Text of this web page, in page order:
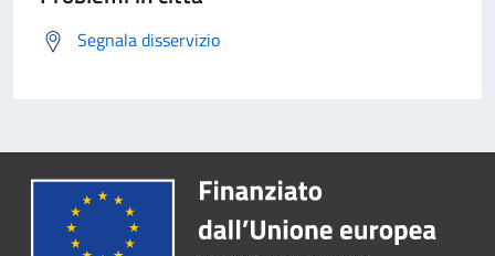
Segnala disservizio